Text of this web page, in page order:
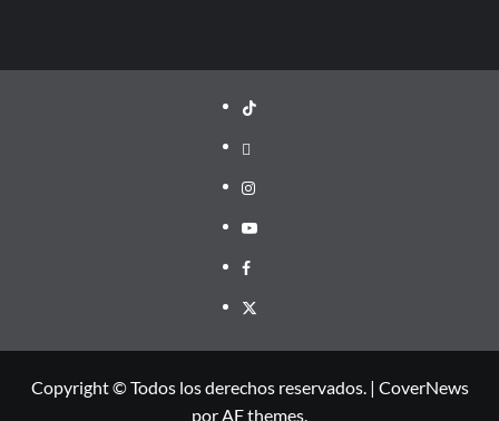
TikTok
threads
Instagram
Youtube
Facebook
X
Copyright © Todos los derechos reservados. | CoverNews
por AF themes.